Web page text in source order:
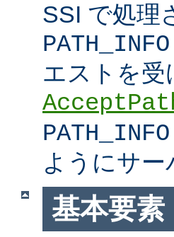
SSI で処理
PATH_INFO
エストを
PATH_INFO
ようにサ
基本要素